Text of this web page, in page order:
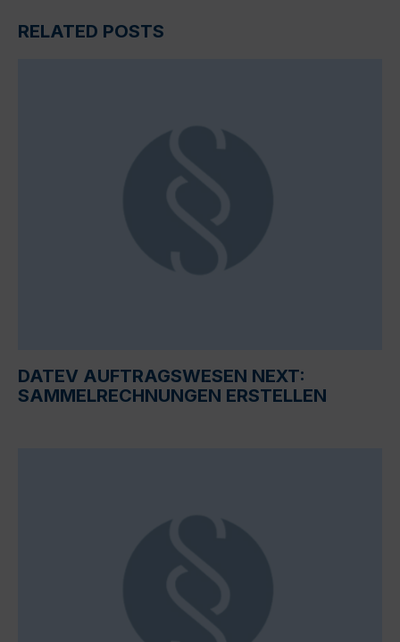
RELATED POSTS
DATEV AUFTRAGSWESEN NEXT:
SAMMELRECHNUNGEN ERSTELLEN